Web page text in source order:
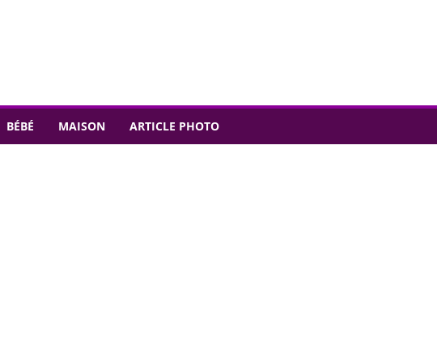
BÉBÉ MAISON ARTICLE PHOTO